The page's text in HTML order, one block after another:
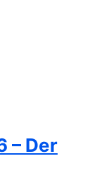
– Der